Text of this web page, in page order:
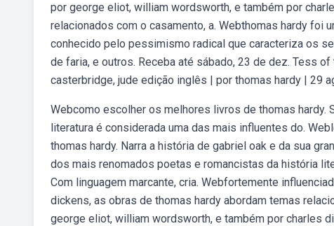
por george eliot, william wordsworth, e também por
relacionados com o casamento, a. Webthomas hardy foi
conhecido pelo pessimismo radical que caracteriza os
de faria, e outros. Receba até sábado, 23 de dez. Tess
casterbridge, jude edição inglês | por thomas hardy | 29
Webcomo escolher os melhores livros de thomas hardy.
literatura é considerada uma das mais influentes do.
thomas hardy. Narra a história de gabriel oak e da sua
dos mais renomados poetas e romancistas da história
Com linguagem marcante, cria. Webfortemente
dickens, as obras de thomas hardy abordam temas
george eliot, william wordsworth, e também por charles